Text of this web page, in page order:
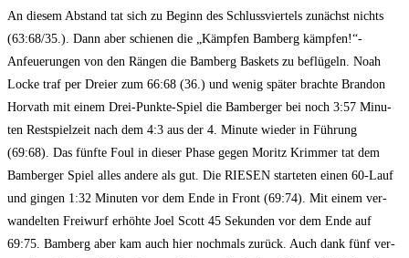
An die­sem Abstand tat sich zu Beginn des Schluss­vier­tels zunächst nichts
(63:68/35.). Dann aber schie­nen die „Kämp­fen Bam­berg kämp­fen!“-
Anfeue­run­gen von den Rän­gen die Bam­berg Bas­kets zu beflü­geln. Noah
Locke traf per Drei­er zum 66:68 (36.) und wenig spä­ter brach­te Bran­don
Hor­vath mit einem Drei-Punk­te-Spiel die Bam­ber­ger bei noch 3:57 Minu­
ten Rest­spiel­zeit nach dem 4:3 aus der 4. Minu­te wie­der in Füh­rung
(69:68). Das fünf­te Foul in die­ser Pha­se gegen Moritz Krim­mer tat dem
Bam­ber­ger Spiel alles ande­re als gut. Die RIESEN star­te­ten einen 60-Lauf
und gin­gen 1:32 Minu­ten vor dem Ende in Front (69:74). Mit einem ver­
wan­del­ten Frei­wurf erhöh­te Joel Scott 45 Sekun­den vor dem Ende auf
69:75. Bam­berg aber kam auch hier noch­mals zurück. Auch dank fünf ver­